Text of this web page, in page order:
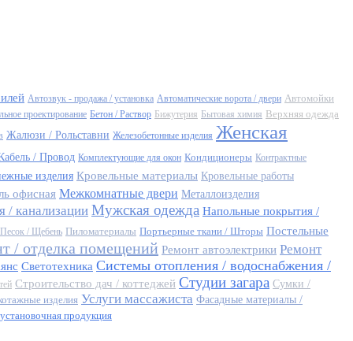
Автозвук - продажа / установка Автоматические ворота / двери Автомойки
проектирование Бетон / Раствор Бижутерия Бытовая химия Верхняя одежда
Жалюзи / Рольставни Железобетонные изделия Женская
/ Провод Комплектующие для окон Кондиционеры Контрактные
изделия Кровельные материалы Кровельные работы
офисная Межкомнатные двери Металлоизделия
/ канализации Мужская одежда Напольные покрытия /
Песок / Щебень Пиломатериалы Портьерные ткани / Шторы Постельные
/ отделка помещений Ремонт автоэлектрики Ремонт
Светотехника Системы отопления / водоснабжения /
Строительство дач / коттеджей Студии загара Сумки /
изделия Услуги массажиста Фасадные материалы /
продукция